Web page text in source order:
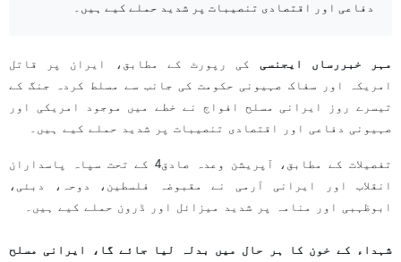
دفاعی اور اقتصادی تنصیبات پر شدید حملے کیے ہیں۔
مہر خبررساں ایجنسی کی رپورٹ کے مطابق، ایران پر قاتل
امریکہ اور سفاک صہیونی حکومت کی جانب سے مسلط کردہ جنگ کے
تیسرے روز ایرانی مسلح افواج نے خطے میں موجود امریکی اور
صہیونی دفاعی اور اقتصادی تنصیبات پر شدید حملے کیے ہیں۔
تفصیلات کے مطابق، آپریشن وعدہ صادق4 کے تحت سپاہ پاسداران
انقلاب اور ایرانی آرمی نے مقبوضہ فلسطین، دوحہ، دبئی،
ابوظہبی اور منامہ پر شدید میزائل اور ڈرون حملے کیے ہیں۔
شہداء کے خون کا ہر حال میں بدلہ لیا جائے گا، ایرانی مسلح